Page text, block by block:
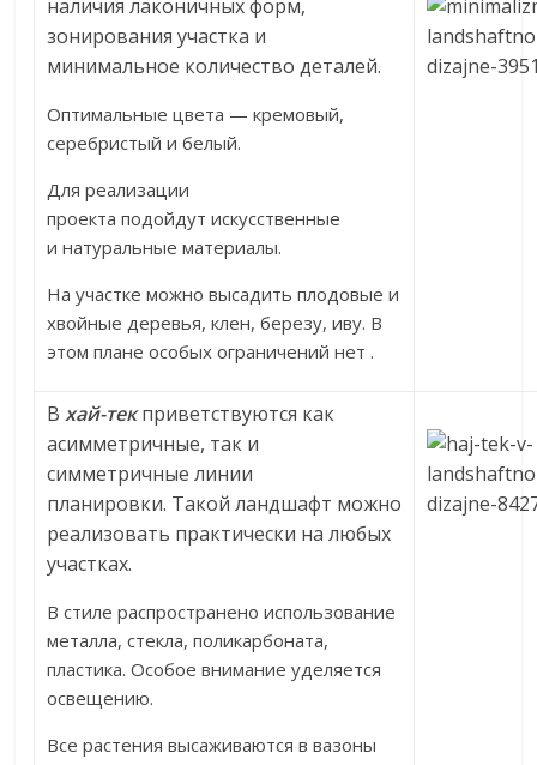
наличия лаконичных форм,
зонирования участка и
минимальное количество деталей.
Оптимальные цвета — кремовый,
серебристый и белый.
Для реализации
проекта подойдут искусственные
и натуральные материалы.
На участке можно высадить плодовые и
хвойные деревья, клен, березу, иву. В
этом плане особых ограничений нет .
Вхай-текприветствуются как
асимметричные, так и
симметричные линии
планировки. Такой ландшафт можно
реализовать практически на любых
участках.
В стиле распространено использование
металла, стекла, поликарбоната,
пластика. Особое внимание уделяется
освещению.
Все растения высаживаются в вазоны